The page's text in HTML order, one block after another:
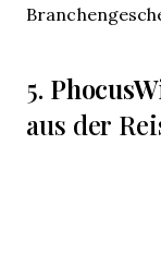
5.
aus der